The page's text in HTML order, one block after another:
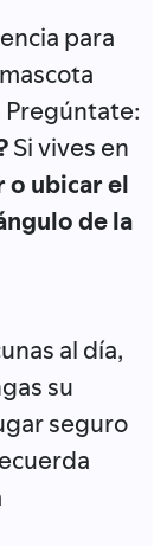
para
Pregúntate:
Si vives en
o ubicar el
de la
al día,
su
seguro